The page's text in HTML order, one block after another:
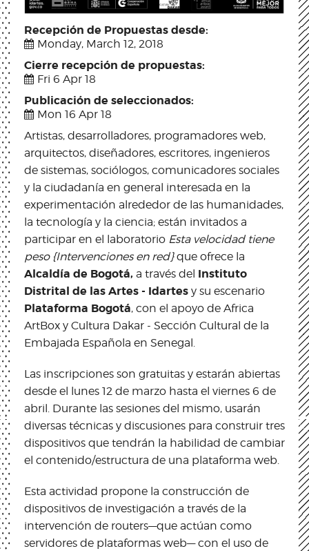
Recepción de Propuestas desde:
Monday, March 12, 2018
Cierre recepción de propuestas:
Fri 6 Apr 18
Publicación de seleccionados:
Mon 16 Apr 18
Artistas, desarrolladores, programadores web,
arquitectos, diseñadores, escritores, ingenieros
de sistemas, sociólogos, comunicadores sociales
y la ciudadanía en general interesada en la
experimentación alrededor de las humanidades,
la tecnología y la ciencia; están invitados a
participar en el laboratorio Esta velocidad tiene
peso {Intervenciones en red}que ofrece la
Alcaldía de Bogotá, a través del Instituto
Distrital de las Artes - Idartes y su escenario
Plataforma Bogotá, con el apoyo de Africa
ArtBox y Cultura Dakar - Sección Cultural de la
Embajada Española en Senegal.
Las inscripciones son gratuitas y estarán abiertas
desde el lunes 12 de marzo hasta el viernes 6 de
abril. Durante las sesiones del mismo, usarán
diversas técnicas y discusiones para construir tres
dispositivos que tendrán la habilidad de cambiar
el contenido/estructura de una plataforma web.
Esta actividad propone la construcción de
dispositivos de investigación a través de la
intervención de routers––que actúan como
servidores de plataformas web–– con el uso de